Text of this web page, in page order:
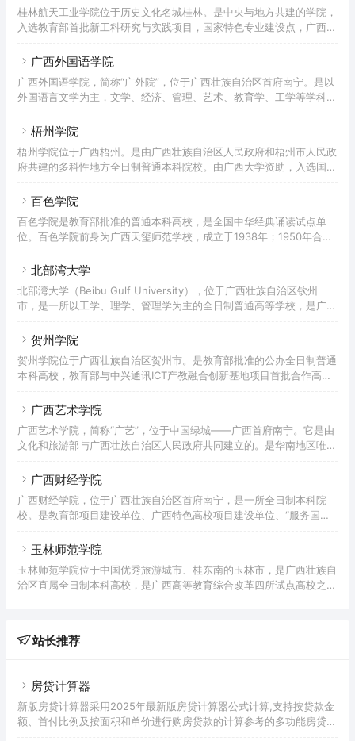
至2022年7月，学校校园占地面积75.21万平方米，校舍建筑面积46.15
万平方米，教学行政楼面积22.47万平方米；教学仪器设备总值1.92亿
桂林航天工业学院位于历史文化名城桂林。是中央与地方共建的学院，
入选教育部首批新工科研究与实践项目，国家特色专业建设点，广西一
科协调发展的学科专业体系。也是广西唯一一所设有航空航天本科专业
天协会理事单位，全国应用技术大学(高校)联盟、CDIO工程教育联盟
成员单位，广西航天学会理事长单位。桂林航天工业学院创建于1979
广西外国语学院
广西外国语学院，简称“广外院”，位于广西壮族自治区首府南宁。是以
外国语言文学为主，文学、经济、管理、艺术、教育学、工学等学科协
于2004年6月，前身为广西东方外国语职业学院；2011年4月升级为全
和专科专业，其中语言类专业12个，全日制在校生3万余人(数据截至
2021年9月)。是广西外语专业最多、语种最多的高校。南宁五合校区
梧州学院
梧州学院位于广西梧州。是由广西壮族自治区人民政府和梧州市人民政
府共建的多科性地方全日制普通本科院校。由广西大学资助，入选国家
2003年10月，原梧州教育学院和原梧州师范学校合并为广西大学梧州
学院。2020年3月学校官网显示，学校有北校区、师范校区、东校区三
个校区。校园占地1700余亩，全日制在校大学生16970人，国际学生
百色学院
百色学院是教育部批准的普通本科高校，是全国中华经典诵读试点单
位。百色学院前身为广西天玺师范学校，成立于1938年；1950年合并
广西右江民族师范学院在百色师范学校的基础上成立。2006年2月批准
校占地面积1833.22亩，分为东河和毕成两个校区。占地2745亩的白
东校区即将建成，建筑面积47.27万平方米，教学科研仪器设备总值
北部湾大学
北部湾大学（Beibu Gulf University），位于广西壮族自治区钦州
市，是一所以工学、理学、管理学为主的全日制普通高等学校，是广西
“应用型本科高校”项目单位、教育部学校规划建设发展中心“产教融合
创新实验项目”基地院校、广西新建本科院校整体转型发展试点院校、
全国应用技术大学联盟首批理事高校，学校校园为3A级景区。学校前
身为始建于1973年的钦州地区师范学校。1982年设立钦州地区教师进
贺州学院
贺州学院位于广西壮族自治区贺州市。是教育部批准的公办全日制普通
本科高校，教育部与中兴通讯ICT产教融合创新基地项目首批合作高校
(学院)联盟成员，广西硕士学位授予单位项目建设单位，广西整体转型
院的前身是创建于1943年的广西立平乐师范学校。1957年5月，更名
为贺县师范学校。1983年7月，更名为梧州地区教师进修学院。1988
广西艺术学院
广西艺术学院，简称“广艺”，位于中国绿城——广西首府南宁。它是由
文化和旅游部与广西壮族自治区人民政府共同建立的。是华南地区唯一
国31所独立本科艺术院校之一，也是全国6个省(区)的综合性艺术院校
践项目、教育部优秀本科教学评估高校、国家特色专业建设高校。是一
所具有广西特色和优势的大学，是广西博士点单位创办的大学。是教育
广西财经学院
广西财经学院，位于广西壮族自治区首府南宁，是一所全日制本科院
校。是教育部项目建设单位、广西特色高校项目建设单位、“服务国家
创新创业教育改革示范高校、广西一流学科(培养)建设单位。学院的前
校。2004年5月，经教育部批准，广西金融学院与广西商学院合并组建
广西财经学院。2021年，学校成为硕士学位授予单位。截至2022年6
玉林师范学院
玉林师范学院位于中国优秀旅游城市、桂东南的玉林市，是广西壮族自
治区直属全日制本科高校，是广西高等教育综合改革四所试点高校之
玉林师范学院。1994年更名为玉林师范学院。2000年，经教育部批
站长推荐
房贷计算器
新版房贷计算器采用2025年最新版房贷计算器公式计算,支持按贷款金
额、首付比例及按面积和单价进行购房贷款的计算参考的多功能房贷计